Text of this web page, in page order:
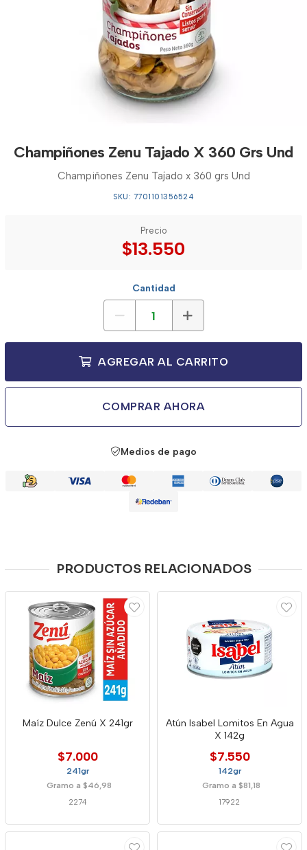
Champiñones Zenu Tajado X 360 Grs Und
Champiñones Zenu Tajado x 360 grs Und
SKU: 7701101356524
Precio
$13.550
Cantidad
AGREGAR AL CARRITO
COMPRAR AHORA
Medios de pago
PRODUCTOS RELACIONADOS
Maíz Dulce Zenú X 241gr
$7.000
241gr
Gramo a $46,98
2274
Atún Isabel Lomitos En Agua
X 142g
$7.550
142gr
Gramo a $81,18
17922